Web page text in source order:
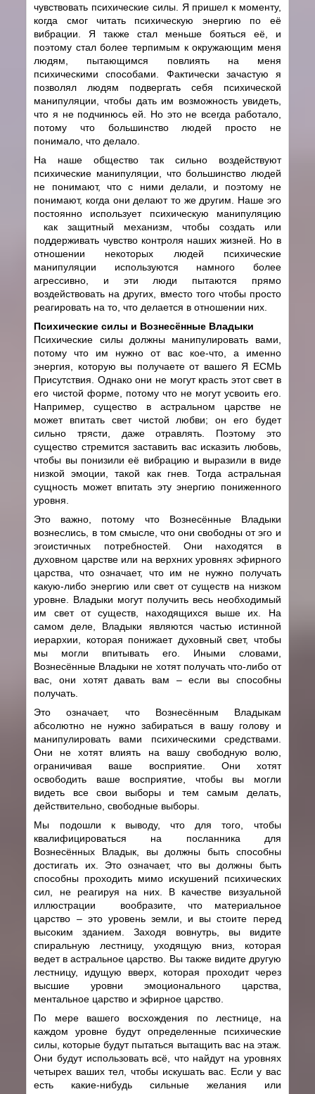
чувствовать психические силы. Я пришел к моменту,
когда смог читать психическую энергию по её
вибрации. Я также стал меньше бояться её, и
поэтому стал более терпимым к окружающим меня
людям, пытающимся повлиять на меня
психическими способами. Фактически зачастую я
позволял людям подвергать себя психической
манипуляции, чтобы дать им возможность увидеть,
что я не подчинюсь ей. Но это не всегда работало,
потому что большинство людей просто не
понимало, что делало.
На наше общество так сильно воздействуют
психические манипуляции, что большинство людей
не понимают, что с ними делали, и поэтому не
понимают, когда они делают то же другим. Наше эго
постоянно использует психическую манипуляцию
как защитный механизм, чтобы создать или
поддерживать чувство контроля наших жизней. Но в
отношении некоторых людей психические
манипуляции используются намного более
агрессивно, и эти люди пытаются прямо
воздействовать на других, вместо того чтобы просто
реагировать на то, что делается в отношении них.
Психические силы и Вознесённые Владыки
Психические силы должны манипулировать вами,
потому что им нужно от вас кое-что, а именно
энергия, которую вы получаете от вашего Я ЕСМЬ
Присутствия. Однако они не могут красть этот свет в
его чистой форме, потому что не могут усвоить его.
Например, существо в астральном царстве не
может впитать свет чистой любви; он его будет
сильно трясти, даже отравлять. Поэтому это
существо стремится заставить вас исказить любовь,
чтобы вы понизили её вибрацию и выразили в виде
низкой эмоции, такой как гнев. Тогда астральная
сущность может впитать эту энергию пониженного
уровня.
Это важно, потому что Вознесённые Владыки
вознеслись, в том смысле, что они свободны от эго и
эгоистичных потребностей. Они находятся в
духовном царстве или на верхних уровнях эфирного
царства, что означает, что им не нужно получать
какую-либо энергию или свет от существ на низком
уровне. Владыки могут получить весь необходимый
им свет от существ, находящихся выше их. На
самом деле, Владыки являются частью истинной
иерархии, которая понижает духовный свет, чтобы
мы могли впитывать его. Иными словами,
Вознесённые Владыки не хотят получать что-либо от
вас, они хотят давать вам – если вы способны
получать.
Это означает, что Вознесённым Владыкам
абсолютно не нужно забираться в вашу голову и
манипулировать вами психическими средствами.
Они не хотят влиять на вашу свободную волю,
ограничивая ваше восприятие. Они хотят
освободить ваше восприятие, чтобы вы могли
видеть все свои выборы и тем самым делать,
действительно, свободные выборы.
Мы подошли к выводу, что для того, чтобы
квалифицироваться на посланника для
Вознесённых Владык, вы должны быть способны
достигать их. Это означает, что вы должны быть
способны проходить мимо искушений психических
сил, не реагируя на них. В качестве визуальной
иллюстрации вообразите, что материальное
царство – это уровень земли, и вы стоите перед
высоким зданием. Заходя вовнутрь, вы видите
спиральную лестницу, уходящую вниз, которая
ведет в астральное царство. Вы также видите другую
лестницу, идущую вверх, которая проходит через
высшие уровни эмоционального царства,
ментальное царство и эфирное царство.
По мере вашего восхождения по лестнице, на
каждом уровне будут определенные психические
силы, которые будут пытаться вытащить вас на этаж.
Они будут использовать всё, что найдут на уровнях
четырех ваших тел, чтобы искушать вас. Если у вас
есть какие-нибудь сильные желания или